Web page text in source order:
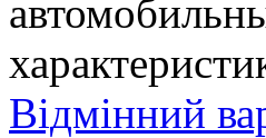
Відмінний